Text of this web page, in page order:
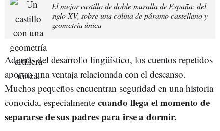
El mejor castillo de doble muralla de España: del
siglo XV, sobre una colina de páramo castellano y
geometría única
Además del desarrollo lingüístico, los cuentos repetidos
aportan una ventaja relacionada con el descanso.
Muchos pequeños encuentran seguridad en una historia
conocida, especialmente cuando llega el momento de
separarse de sus padres para irse a dormir.